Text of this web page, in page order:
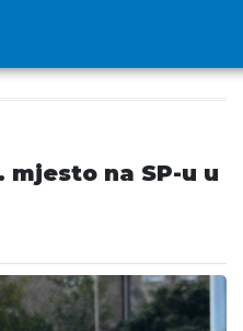
mjesto na SP-u u